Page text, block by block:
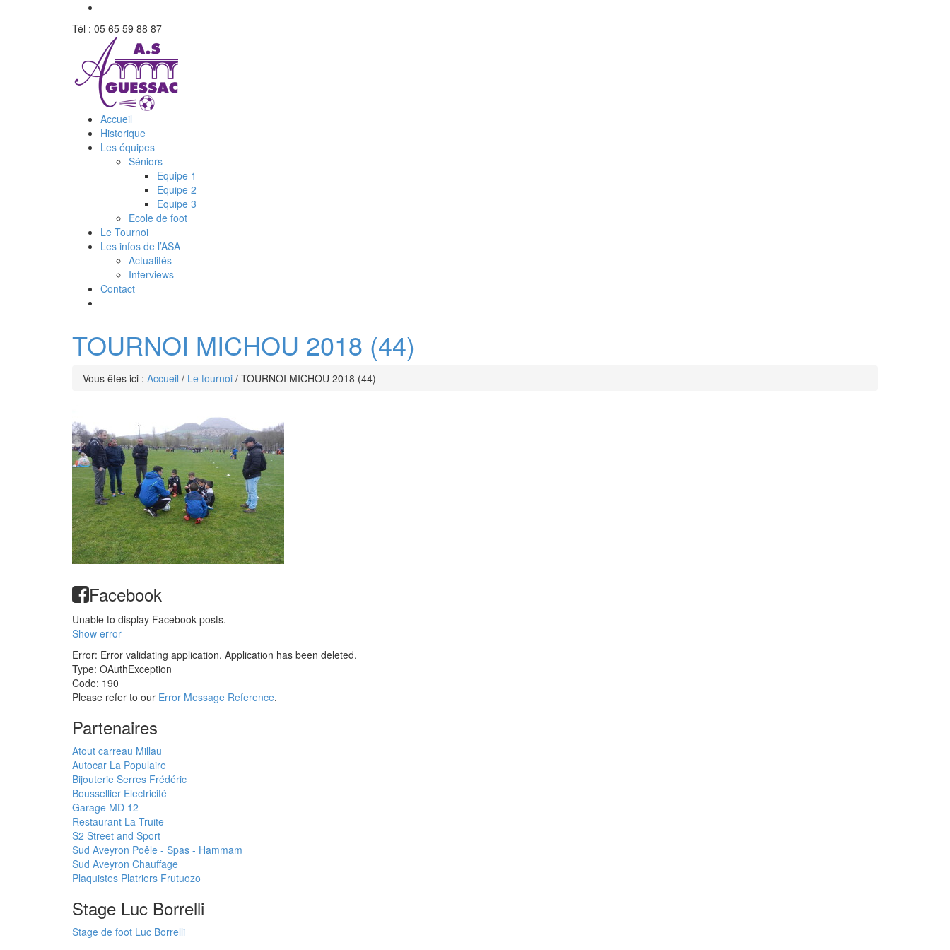
Tél : 05 65 59 88 87
Accueil
Historique
Les équipes
Séniors
Equipe 1
Equipe 2
Equipe 3
Ecole de foot
Le Tournoi
Les infos de l’ASA
Actualités
Interviews
Contact
TOURNOI MICHOU 2018 (44)
Vous êtes ici : Accueil / Le tournoi / TOURNOI MICHOU 2018 (44)
Facebook
Unable to display Facebook posts.
Show error
Error: Error validating application. Application has been deleted.
Type: OAuthException
Code: 190
Please refer to our Error Message Reference.
Partenaires
Atout carreau Millau
Autocar La Populaire
Bijouterie Serres Frédéric
Boussellier Electricité
Garage MD 12
Restaurant La Truite
S2 Street and Sport
Sud Aveyron Poêle - Spas - Hammam
Sud Aveyron Chauffage
Plaquistes Platriers Frutuozo
Stage Luc Borrelli
Stage de foot Luc Borrelli